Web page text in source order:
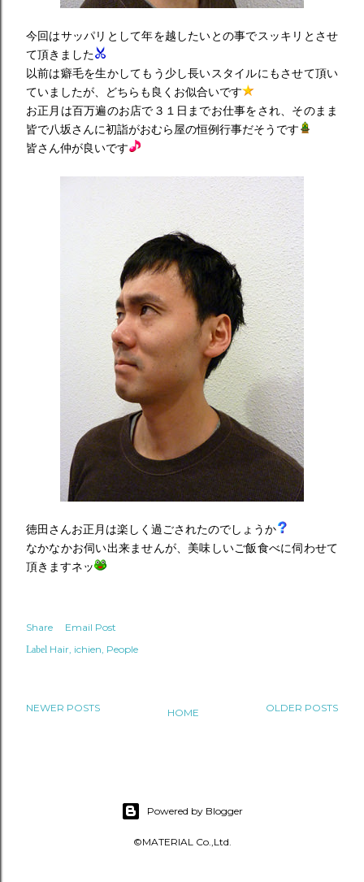
今回はサッパリとして年を越したいとの事でスッキリとさせ
て頂きました
以前は癖毛を生かしてもう少し長いスタイルにもさせて頂い
ていましたが、どちらも良くお似合いです
お正月は百万遍のお店で３１日までお仕事をされ、そのまま
皆で八坂さんに初詣がおむら屋の恒例行事だそうです
皆さん仲が良いです
徳田さんお正月は楽しく過ごされたのでしょうか
なかなかお伺い出来ませんが、美味しいご飯食べに伺わせて
頂きますネッ
Share Email Post
Label Hair ichien People
NEWER POSTS OLDER POSTS
HOME
Powered by Blogger
©MATERIAL Co.,Ltd.